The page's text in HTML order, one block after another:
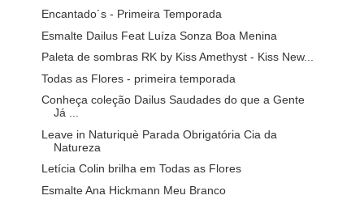
Encantado´s - Primeira Temporada
Esmalte Dailus Feat Luíza Sonza Boa Menina
Paleta de sombras RK by Kiss Amethyst - Kiss New...
Todas as Flores - primeira temporada
Conheça coleção Dailus Saudades do que a Gente
Já ...
Leave in Naturiquè Parada Obrigatória Cia da
Natureza
Letícia Colin brilha em Todas as Flores
Esmalte Ana Hickmann Meu Branco